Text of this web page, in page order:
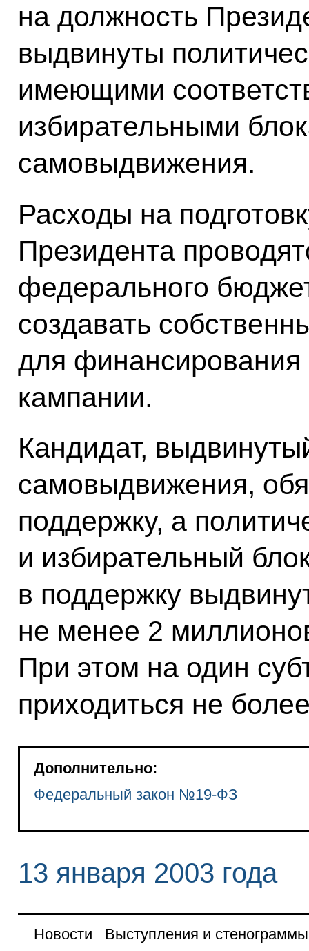
на должность
выдвинуты
имеющими
избирательными
самовыдвижения.
Расходы на
Президента
федерального
создавать
для финансирования
кампании.
Кандидат,
самовыдвижения,
поддержку, а
и избирательный
в поддержку
не менее 2
При этом на один
приходиться не
Дополнительно:
Федеральный закон №19-ФЗ
13 января 2003 года
Новости Выступления и стенограммы